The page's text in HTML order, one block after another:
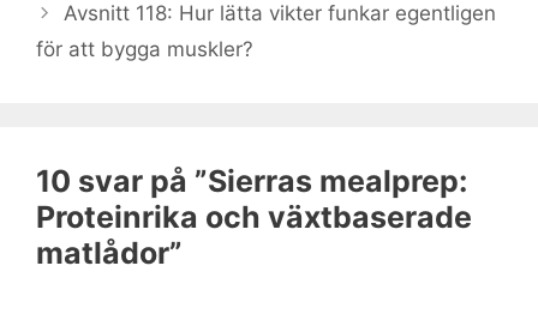
Avsnitt 118: Hur lätta vikter funkar egentligen
för att bygga muskler?
10 svar på ”Sierras mealprep:
Proteinrika och växtbaserade
matlådor”